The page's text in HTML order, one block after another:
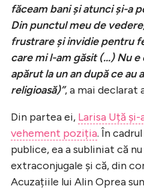
făceam bani și atunci și-a
Din punctul meu de
frustrare și invidie pentru
care mi l-am găsit (...) Nu
apărut la un an după ce au
religioasă)”, a mai declarat
Din partea ei, Larisa Uță
vehement poziția. În
publice, ea a subliniat că
extraconjugale și că, din
Acuzațiile lui Alin Oprea